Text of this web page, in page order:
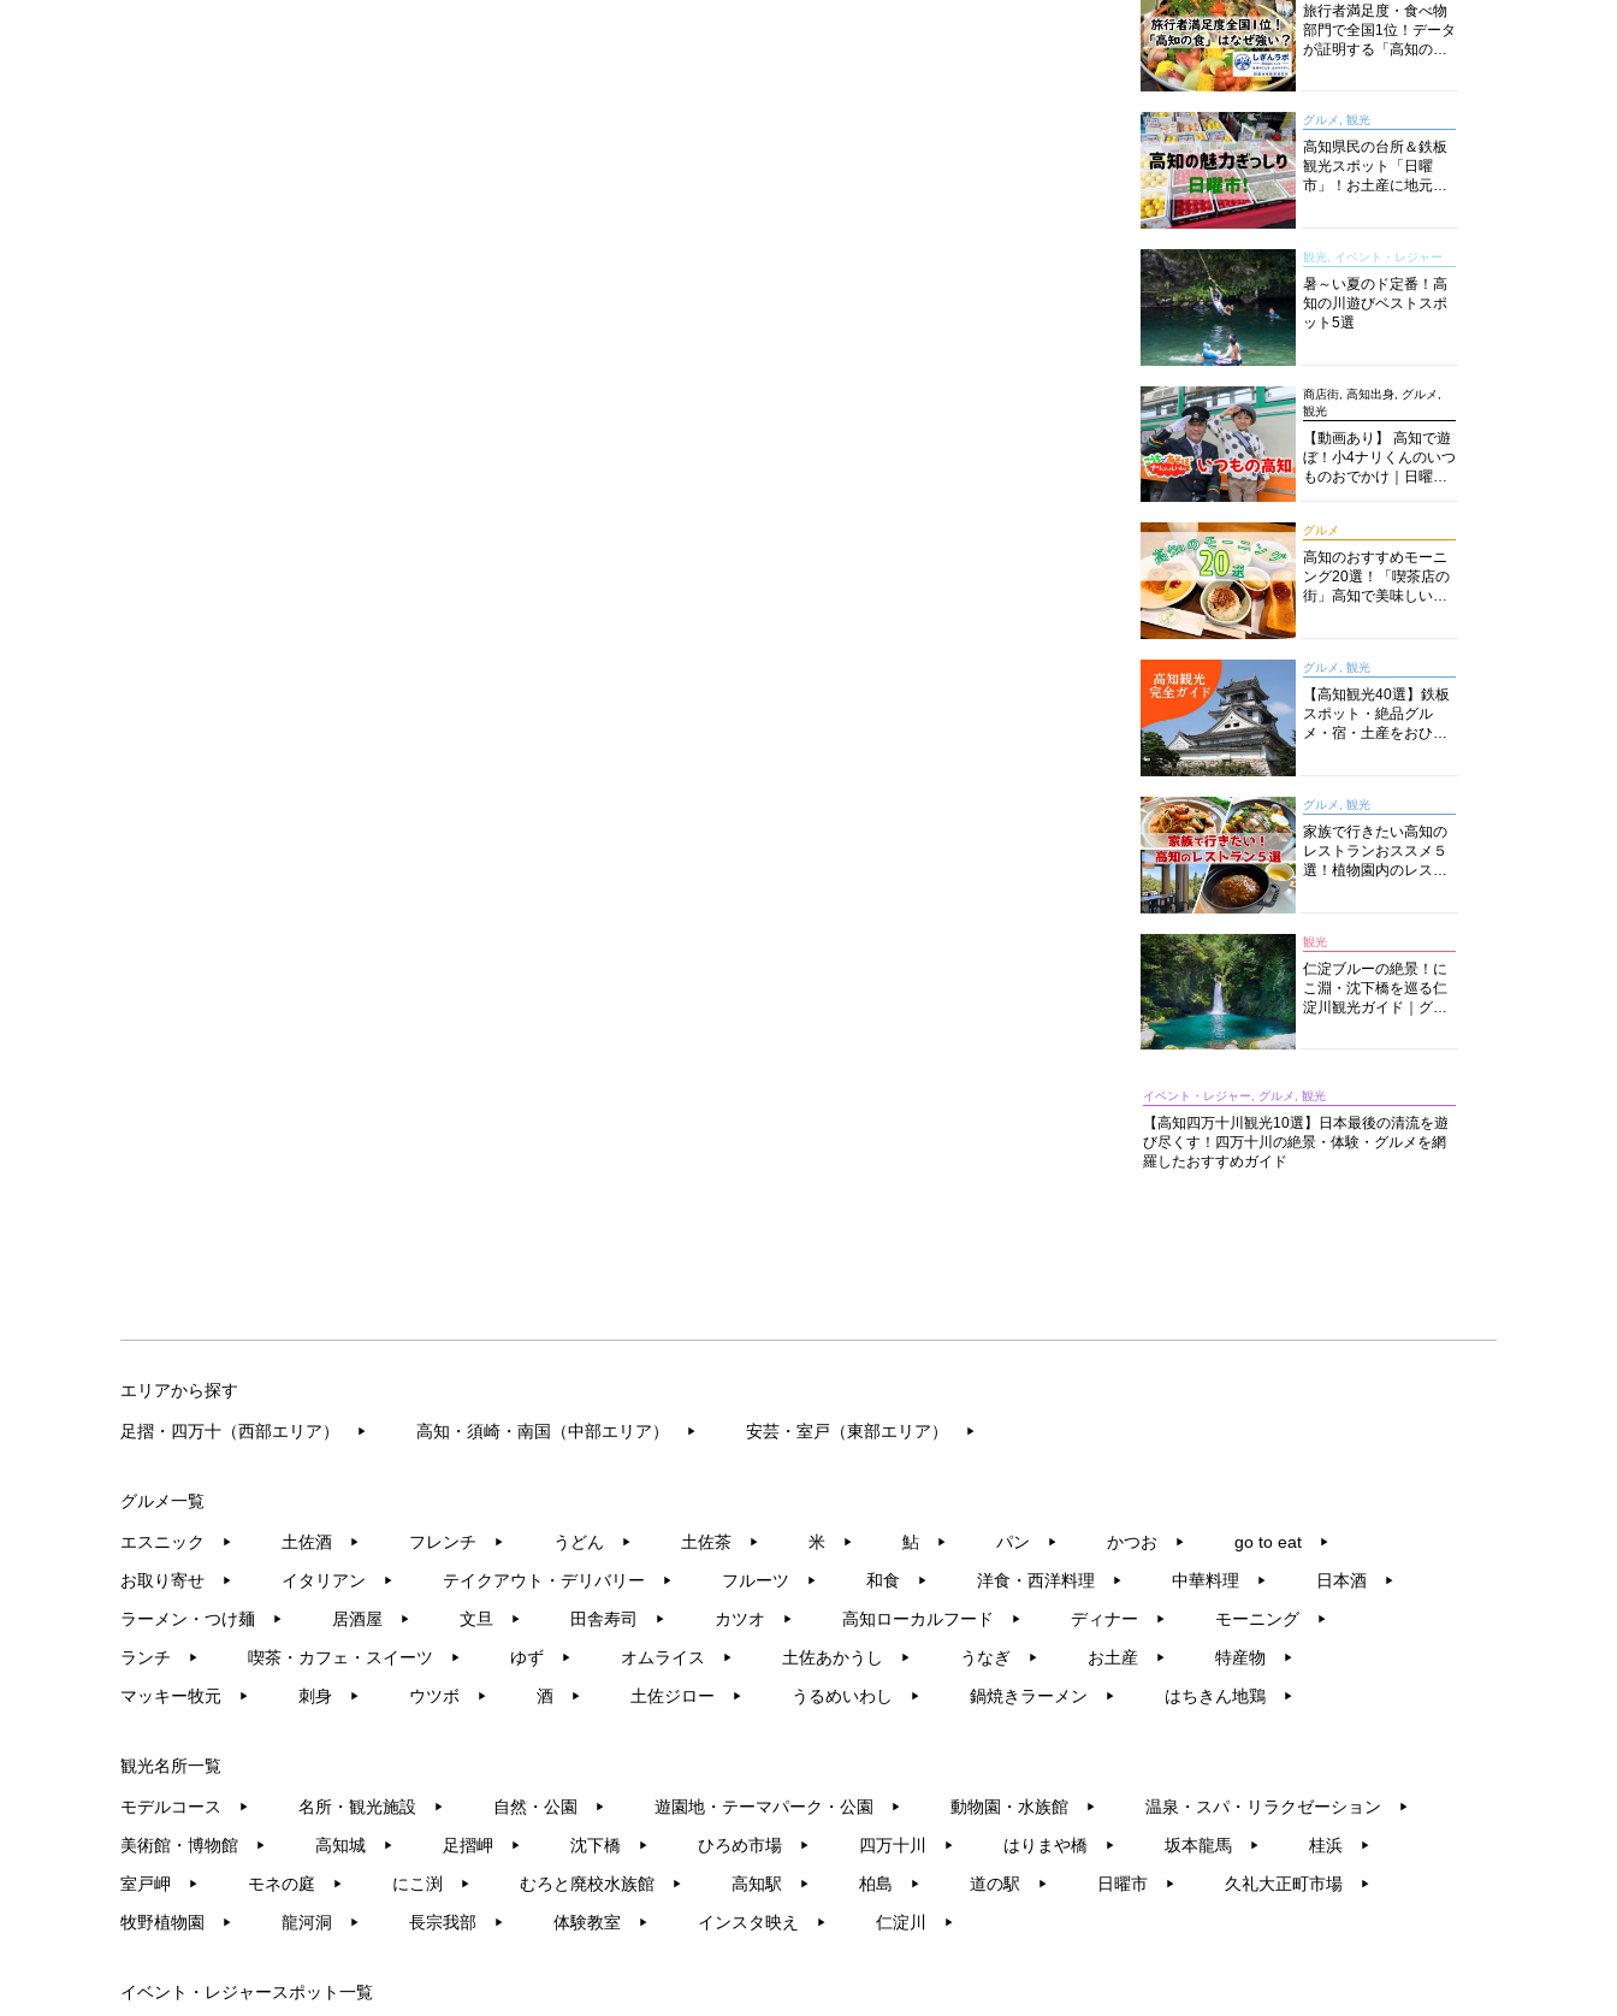
旅行者満足度・食べ物
部門で全国1位！データ
が証明する「高知の
グルメ, 観光
高知県民の台所＆鉄板
観光スポット「日曜
市」！お土産に地元野
説！
観光, イベント・レジャー
暑～い夏のド定番！高
知の川遊びベストスポ
ット5選
商店街, 高知出身, グルメ,
観光
【動画あり】 高知で遊
ぼ！小4ナリくんのいつ
ものおでかけ｜日曜市
グルメ
高知のおすすめモーニ
ング20選！「喫茶店の
街」高知で美味しい喫
グルメ, 観光
【高知観光40選】鉄板
スポット・絶品グル
メ・宿・土産をおひと
グルメ, 観光
家族で行きたい高知の
レストランおススメ５
選！植物園内のレスト
観光
仁淀ブルーの絶景！に
こ淵・沈下橋を巡る仁
淀川観光ガイド｜グル
イベント・レジャー, グルメ, 観光
【高知四万十川観光10選】日本最後の清流を遊
び尽くす！四万十川の絶景・体験・グルメを網
羅したおすすめガイド
エリアから探す
足摺・四万十（西部エリア） ▶︎ 高知・須崎・南国（中部エリア） ▶︎ 安芸・室戸（東部エリア） ▶︎
グルメ一覧
エスニック ▶︎ 土佐酒 ▶︎ フレンチ ▶︎ うどん ▶︎ 土佐茶 ▶︎ 米 ▶︎ 鮎 ▶︎ パン ▶︎ かつお ▶︎ go to eat ▶︎
お取り寄せ ▶︎ イタリアン ▶︎ テイクアウト・デリバリー ▶︎ フルーツ ▶︎ 和食 ▶︎ 洋食・西洋料理 ▶︎ 中華料理 ▶︎ 日本酒 ▶︎
ラーメン・つけ麺 ▶︎ 居酒屋 ▶︎ 文旦 ▶︎ 田舎寿司 ▶︎ カツオ ▶︎ 高知ローカルフード ▶︎ ディナー ▶︎ モーニング ▶︎
ランチ ▶︎ 喫茶・カフェ・スイーツ ▶︎ ゆず ▶︎ オムライス ▶︎ 土佐あかうし ▶︎ うなぎ ▶︎ お土産 ▶︎ 特産物 ▶︎
マッキー牧元 ▶︎ 刺身 ▶︎ ウツボ ▶︎ 酒 ▶︎ 土佐ジロー ▶︎ うるめいわし ▶︎ 鍋焼きラーメン ▶︎ はちきん地鶏 ▶︎
観光名所一覧
モデルコース ▶︎ 名所・観光施設 ▶︎ 自然・公園 ▶︎ 遊園地・テーマパーク・公園 ▶︎ 動物園・水族館 ▶︎ 温泉・スパ・リラクゼーション ▶︎
美術館・博物館 ▶︎ 高知城 ▶︎ 足摺岬 ▶︎ 沈下橋 ▶︎ ひろめ市場 ▶︎ 四万十川 ▶︎ はりまや橋 ▶︎ 坂本龍馬 ▶︎ 桂浜 ▶︎
室戸岬 ▶︎ モネの庭 ▶︎ にこ渕 ▶︎ むろと廃校水族館 ▶︎ 高知駅 ▶︎ 柏島 ▶︎ 道の駅 ▶︎ 日曜市 ▶︎ 久礼大正町市場 ▶︎
牧野植物園 ▶︎ 龍河洞 ▶︎ 長宗我部 ▶︎ 体験教室 ▶︎ インスタ映え ▶︎ 仁淀川 ▶︎
イベント・レジャースポット一覧